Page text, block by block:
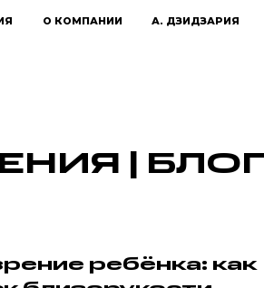
О КОМПАНИИ А. ДЗИДЗАРИЯ
| БЛОГ
ребёнка: как